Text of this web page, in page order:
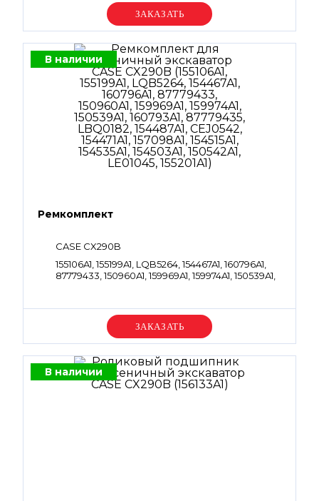
Уточняйте цену
В наличии
Ремкомплект
CASE CX290B
155106A1, 155199A1, LQB5264, 154467A1, 160796A1,
87779433, 150960A1, 159969A1, 159974A1, 150539A1,
150542A1, LE01045, 155201A1
Уточняйте цену
В наличии